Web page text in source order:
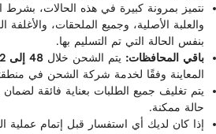
نتميز بمرونة كبيرة في هذه الحالات، بشرط
والعلبة الأصلية، وجميع الملحقات، والأغلفة
بنفس الحالة التي تم التسليم بها.
باقي المحافظات: يتم الشحن خلال 48 إلى 72 ساعة
المعاينة وفقًا لخدمة شركة الشحن في
يتم تغليف جميع الطلبات بعناية فائقة
حالة ممكنة.
إذا كان لديك أي استفسار قبل إتمام عملية